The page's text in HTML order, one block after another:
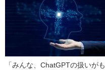
「みんな、ChatGPTの扱いがも